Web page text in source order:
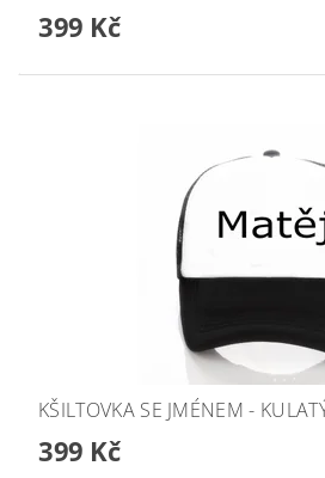
399 Kč
KŠILTOVKA SE JMÉNEM -
399 Kč